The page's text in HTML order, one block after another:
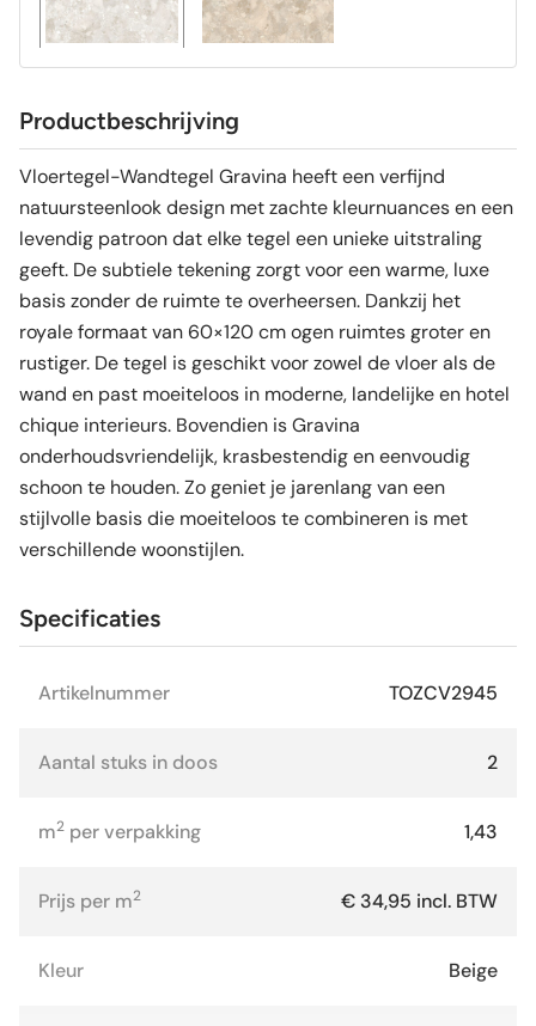
Productbeschrijving
Vloertegel-Wandtegel Gravina heeft een verfijnd
natuursteenlook design met zachte kleurnuances en een
levendig patroon dat elke tegel een unieke uitstraling
geeft. De subtiele tekening zorgt voor een warme, luxe
basis zonder de ruimte te overheersen. Dankzij het
royale formaat van 60×120 cm ogen ruimtes groter en
rustiger. De tegel is geschikt voor zowel de vloer als de
wand en past moeiteloos in moderne, landelijke en hotel
chique interieurs. Bovendien is Gravina
onderhoudsvriendelijk, krasbestendig en eenvoudig
schoon te houden. Zo geniet je jarenlang van een
stijlvolle basis die moeiteloos te combineren is met
verschillende woonstijlen.
Specificaties
Artikelnummer TOZCV2945
Aantal stuks in doos 2
m2 per verpakking 1,43
Prijs per m2 € 34,95 incl. BTW
Kleur Beige